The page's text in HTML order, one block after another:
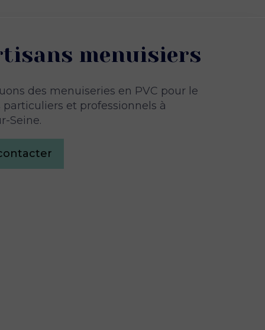
menuisiers
des menuiseries en PVC pour le
et professionnels à
Seine.